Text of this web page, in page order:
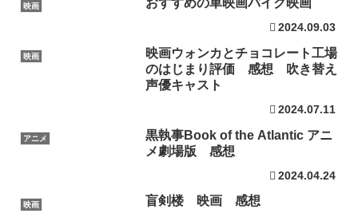
映画 おすすめの車映画バイク映画
2024.09.03
映画
映画ウォンカとチョコレート工場
のはじまり評価 感想 吹き替え
声優キャスト
2024.07.11
アニメ
黒執事Book of the Atlantic アニ
メ劇場版 感想
2024.04.24
映画 盲剣楼 映画 感想